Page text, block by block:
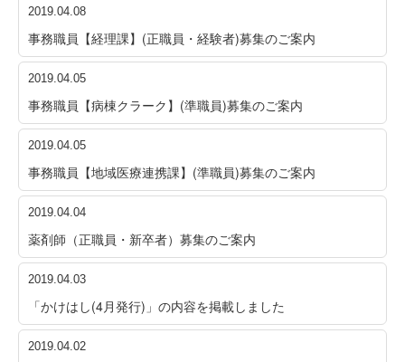
2019.04.08
事務職員【経理課】(正職員・経験者)募集のご案内
2019.04.05
事務職員【病棟クラーク】(準職員)募集のご案内
2019.04.05
事務職員【地域医療連携課】(準職員)募集のご案内
2019.04.04
薬剤師（正職員・新卒者）募集のご案内
2019.04.03
「かけはし(4月発行)」の内容を掲載しました
2019.04.02